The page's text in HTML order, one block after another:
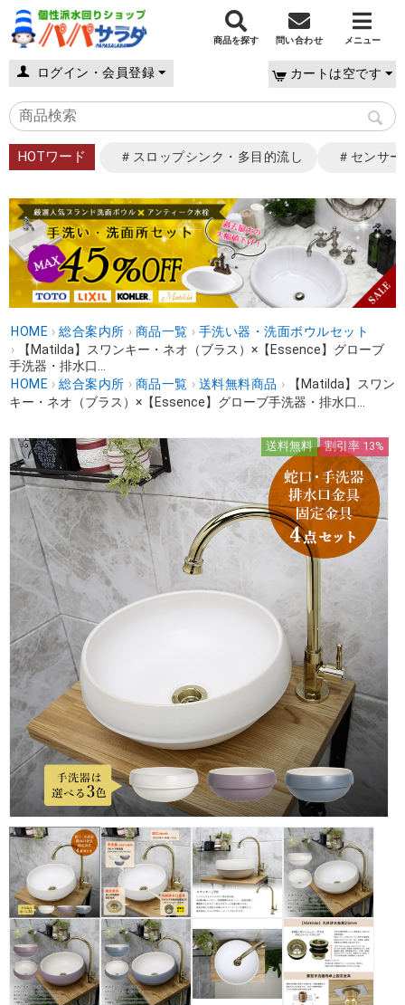
商品を探す 問い合わせ メニュー
ログイン・会員登録 カートは空です
HOTワード ＃スロップシンク・多目的流し ＃センサ
HOME › 総合案内所 › 商品一覧 › 手洗い器・洗面ボウルセット
›
【Matilda】スワンキー・ネオ（ブラス）×【Essence】グローブ
手洗器・排水口...
HOME › 総合案内所 › 商品一覧 › 送料無料商品 ›
【Matilda】スワン
キー・ネオ（ブラス）×【Essence】グローブ手洗器・排水口...
送料無料 割引率 13%